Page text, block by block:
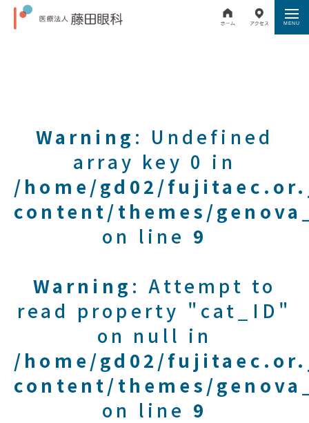
Warning : Undefined
array key 0 in
/home/gd02/
content/themes/
on line 9
Warning : Attempt to
read property "cat_ID"
on null in
/home/gd02/
content/themes/
on line 9